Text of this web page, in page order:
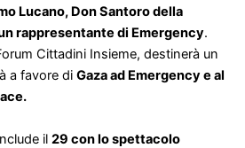
Lucano, Don Santoro della
rappresentante di Emergency.
Cittadini Insieme, destinerà un
a favore di Gaza ad Emergency e al
il 29 con lo spettacolo